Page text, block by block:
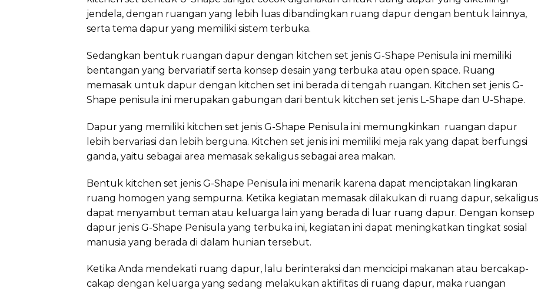
jendela, dengan ruangan yang lebih luas dibandingkan ruang dapur dengan bentuk lainnya,
serta tema dapur yang memiliki sistem terbuka.
Sedangkan bentuk ruangan dapur dengan kitchen set jenis G-Shape Penisula ini memiliki
bentangan yang bervariatif serta konsep desain yang terbuka atau open space. Ruang
memasak untuk dapur dengan kitchen set ini berada di tengah ruangan. Kitchen set jenis G-
Shape penisula ini merupakan gabungan dari bentuk kitchen set jenis L-Shape dan U-Shape.
Dapur yang memiliki kitchen set jenis G-Shape Penisula ini memungkinkan ruangan dapur
lebih bervariasi dan lebih berguna. Kitchen set jenis ini memiliki meja rak yang dapat berfungsi
ganda, yaitu sebagai area memasak sekaligus sebagai area makan.
Bentuk kitchen set jenis G-Shape Penisula ini menarik karena dapat menciptakan lingkaran
ruang homogen yang sempurna. Ketika kegiatan memasak dilakukan di ruang dapur, sekaligus
dapat menyambut teman atau keluarga lain yang berada di luar ruang dapur. Dengan konsep
dapur jenis G-Shape Penisula yang terbuka ini, kegiatan ini dapat meningkatkan tingkat sosial
manusia yang berada di dalam hunian tersebut.
Ketika Anda mendekati ruang dapur, lalu berinteraksi dan mencicipi makanan atau bercakap-
cakap dengan keluarga yang sedang melakukan aktifitas di ruang dapur, maka ruangan